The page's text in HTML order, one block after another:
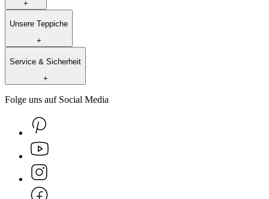
+
Unsere Teppiche
+
Service & Sicherheit
+
Folge uns auf Social Media